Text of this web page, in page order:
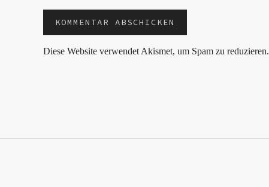
Diese Website verwendet Akismet, um Spam zu reduzieren.